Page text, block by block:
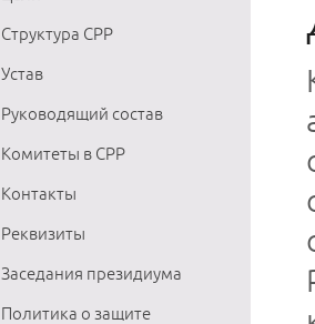
Структура СРР
Устав
Руководящий состав
Комитеты в СРР
Контакты
Реквизиты
Заседания президиума
Политика о защите